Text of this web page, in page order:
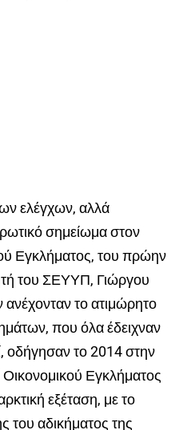
ελέγχων, αλλά
σημείωμα στον
Εγκλήματος, του πρώην
του ΣΕΥΥΠ, Γιώργου
το ατιμώρητο
που όλα έδειχναν
οδήγησαν το 2014 στην
Οικονομικού Εγκλήματος
εξέταση, με το
του αδικήματος της